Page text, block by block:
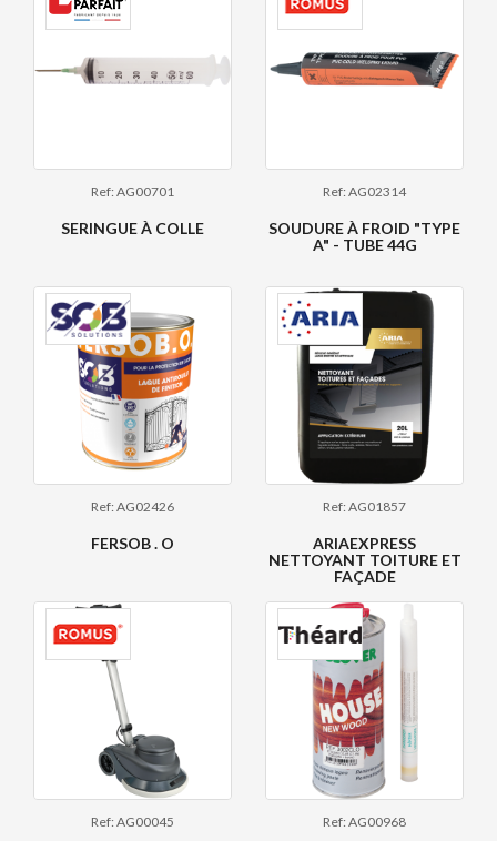
Ref: AG00701
SERINGUE À COLLE
Ref: AG02314
SOUDURE À FROID "TYPE
A" - TUBE 44G
Ref: AG02426
FERSOB . O
Ref: AG01857
ARIAEXPRESS
NETTOYANT TOITURE ET
FAÇADE
Ref: AG00045 Ref: AG00968